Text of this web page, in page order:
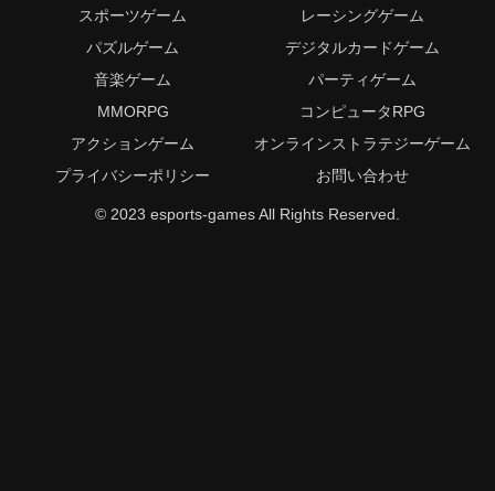
スポーツゲーム
レーシングゲーム
パズルゲーム
デジタルカードゲーム
音楽ゲーム
パーティゲーム
MMORPG
コンピュータRPG
アクションゲーム
オンラインストラテジーゲーム
プライバシーポリシー
お問い合わせ
© 2023 esports-games All Rights Reserved.